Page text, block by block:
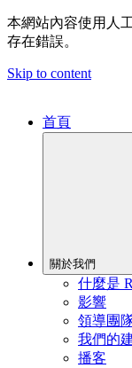
本網站內容使用人
存在錯誤。
Skip to content
首頁
關於我們
什麼是
影響
領導團
我們的
播客